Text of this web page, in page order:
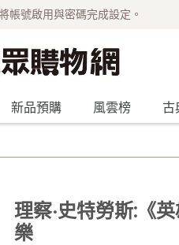
帳號啟用與密碼完成設定。
新品預購 風雲榜 古
理察·史特勞斯:《
樂